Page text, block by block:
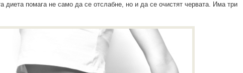
диета помага не само да се отслабне, но и да се очистят червата. Има три
Сваляне